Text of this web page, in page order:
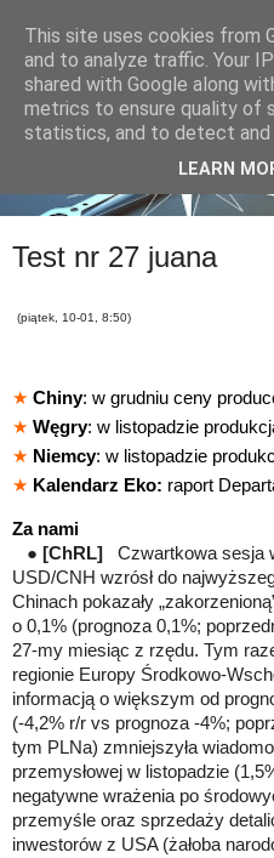
Test nr 27 juana
(piątek, 10-01, 8:50)
★ Chiny: w grudniu ceny
★ Węgry: w listopadzie
★ Niemcy: w listopadzie
★ Kalendarz Eko: raport
Za nami
● [ChRL] Czwartkowa sesja
USD/CNH wzrósł do
Chinach pokazały
o 0,1% (prognoza 0,1%;
27-my miesiąc z rzędu. Tym
regionie Europy Środkowo-
informacją o większym od
(-4,2% r/r vs prognoza -4%;
tym PLNa) zmniejszyła
przemysłowej w listopadzie
negatywne wrażenia po
przemyśle oraz sprzedaży
inwestorów z USA (żałoba
This site uses cookies from
and to analyze traffic. Your
shared with Google along
metrics to ensure quality of
statistics, and to detect and
LEARN